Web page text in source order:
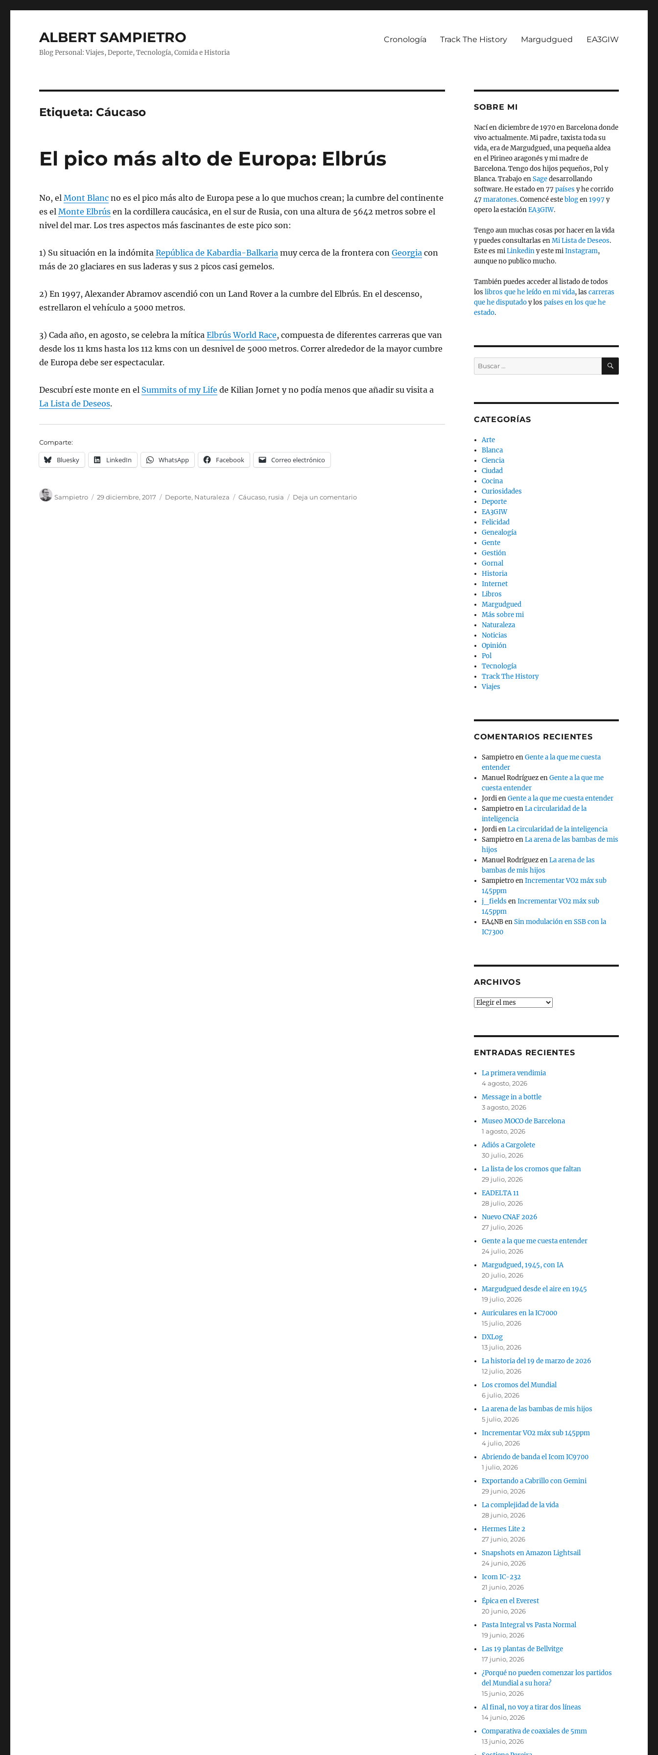
ALBERT SAMPIETRO
Blog Personal: Viajes, Deporte, Tecnología, Comida e Historia
Cronología Track The History Margudgued EA3GIW
Etiqueta: Cáucaso
El pico más alto de Europa: Elbrús
No, elMont Blanc no es el pico más alto de Europa pese a lo que muchos crean; la cumbre del continente
es elMonte Elbrús en la cordillera caucásica, en el sur de Rusia, con una altura de 5642 metros sobre el
nivel del mar. Los tres aspectos más fascinantes de este pico son:
1) Su situación en la indómitaRepública de Kabardia-Balkaria muy cerca de la frontera conGeorgia con
más de 20 glaciares en sus laderas y sus 2 picos casi gemelos.
2) En 1997, Alexander Abramov ascendió con un Land Rover a la cumbre del Elbrús. En el descenso,
estrellaron el vehículo a 5000 metros.
3) Cada año, en agosto, se celebra la míticaElbrús World Race, compuesta de diferentes carreras que van
desde los 11 kms hasta los 112 kms con un desnivel de 5000 metros. Correr alrededor de la mayor cumbre
de Europa debe ser espectacular.
Descubrí este monte en el Summits of my Life de Kilian Jornet y no podía menos que añadir su visita a
La Lista de Deseos.
Comparte:
Bluesky LinkedIn WhatsApp Facebook Correo electrónico
Sampietro 29 diciembre, 2017 Deporte, Naturaleza Cáucaso, rusia Deja un comentario
SOBRE MI
Nací en diciembre de 1970 en Barcelona donde
vivo actualmente. Mi padre, taxista toda su
vida, era de Margudgued, una pequeña aldea
en el Pirineo aragonés y mi madre de
Barcelona. Tengo dos hijos pequeños, Pol y
Blanca. Trabajo enSagedesarrollando
software. He estado en 77 países y he corrido
47 maratones. Comencé esteblogen1997 y
opero la estaciónEA3GIW.
Tengo aun muchas cosas por hacer en la vida
y puedes consultarlas enMi Lista de Deseos.
Este es miLinkediny este miInstagram,
aunque no publico mucho.
También puedes acceder al listado de todos
los libros que he leído en mi vida, las carreras
que he disputadoy los países en los que he
estado.
Buscar
por:
BUSCAR
CATEGORÍAS
Arte
Blanca
Ciencia
Ciudad
Cocina
Curiosidades
Deporte
EA3GIW
Felicidad
Genealogía
Gente
Gestión
Gornal
Historia
Internet
Libros
Margudgued
Más sobre mi
Naturaleza
Noticias
Opinión
Pol
Tecnología
Track The History
Viajes
COMENTARIOS RECIENTES
SampietroenGente a la que me cuesta
entender
Manuel RodríguezenGente a la que me
cuesta entender
JordienGente a la que me cuesta entender
SampietroenLa circularidad de la
inteligencia
JordienLa circularidad de la inteligencia
SampietroenLa arena de las bambas de mis
hijos
Manuel RodríguezenLa arena de las
bambas de mis hijos
SampietroenIncrementar VO2 máx sub
145ppm
j_fields enIncrementar VO2 máx sub
145ppm
EA4NBenSin modulación en SSB con la
IC7300
ARCHIVOS
Archivos
ENTRADAS RECIENTES
La primera vendimia
4 agosto, 2026
Message in a bottle
3 agosto, 2026
Museo MOCO de Barcelona
1 agosto, 2026
Adiós a Cargolete
30 julio, 2026
La lista de los cromos que faltan
29 julio, 2026
EADELTA 11
28 julio, 2026
Nuevo CNAF 2026
27 julio, 2026
Gente a la que me cuesta entender
24 julio, 2026
Margudgued, 1945, con IA
20 julio, 2026
Margudgued desde el aire en 1945
19 julio, 2026
Auriculares en la IC7000
15 julio, 2026
DXLog
13 julio, 2026
La historia del 19 de marzo de 2026
12 julio, 2026
Los cromos del Mundial
6 julio, 2026
La arena de las bambas de mis hijos
5 julio, 2026
Incrementar VO2 máx sub 145ppm
4 julio, 2026
Abriendo de banda el Icom IC9700
1 julio, 2026
Exportando a Cabrillo con Gemini
29 junio, 2026
La complejidad de la vida
28 junio, 2026
Hermes Lite 2
27 junio, 2026
Snapshots en Amazon Lightsail
24 junio, 2026
Icom IC-232
21 junio, 2026
Épica en el Everest
20 junio, 2026
Pasta Integral vs Pasta Normal
19 junio, 2026
Las 19 plantas de Bellvitge
17 junio, 2026
¿Porqué no pueden comenzar los partidos
del Mundial a su hora?
15 junio, 2026
Al final, no voy a tirar dos líneas
14 junio, 2026
Comparativa de coaxiales de 5mm
13 junio, 2026